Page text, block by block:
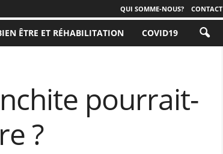
QUI SOMME-NOUS? CONTACT
ÊTRE ET RÉHABILITATION COVID19
pourrait-
?